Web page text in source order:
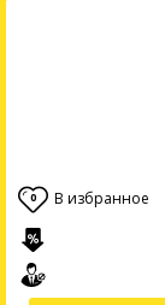
0 В избранное